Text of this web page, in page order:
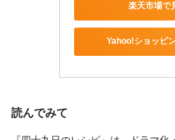
楽天市場で
Yahoo!ショッピ
読んでみて